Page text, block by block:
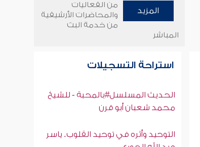
المزيد
من الفعاليات
والمحاضرات الأرشيفية
من خدمة البث
المباشر
استراحة التسجيلات
الحديث المسلسل#بالمحبة - للشيخ
محمد شعبان أبو قرن
التوحيد وأثره في توحيد القلوب. ياسر